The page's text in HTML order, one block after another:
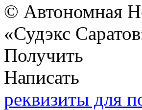
© Автономная
«Судэкс
Получить
Написать
реквизиты для